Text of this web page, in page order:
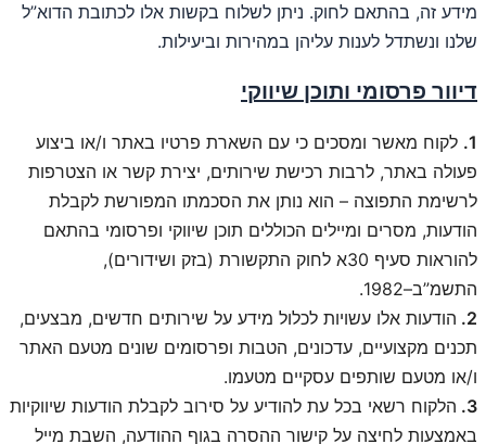
מידע זה, בהתאם לחוק. ניתן לשלוח בקשות אלו לכתובת הדוא”ל
שלנו ונשתדל לענות עליהן במהירות וביעילות.
דיוור פרסומי ותוכן שיווקי
1. לקוח מאשר ומסכים כי עם השארת פרטיו באתר ו/או ביצוע
פעולה באתר, לרבות רכישת שירותים, יצירת קשר או הצטרפות
לרשימת התפוצה – הוא נותן את הסכמתו המפורשת לקבלת
הודעות, מסרים ומיילים הכוללים תוכן שיווקי ופרסומי בהתאם
להוראות סעיף 30א לחוק התקשורת (בזק ושידורים),
התשמ”ב–1982.
2. הודעות אלו עשויות לכלול מידע על שירותים חדשים, מבצעים,
תכנים מקצועיים, עדכונים, הטבות ופרסומים שונים מטעם האתר
ו/או מטעם שותפים עסקיים מטעמו.
3. הלקוח רשאי בכל עת להודיע על סירוב לקבלת הודעות שיווקיות
באמצעות לחיצה על קישור ההסרה בגוף ההודעה, השבת מייל